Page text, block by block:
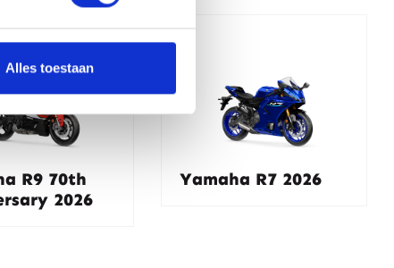
Alles toestaan
R9 70th
2026
Yamaha R7 2026